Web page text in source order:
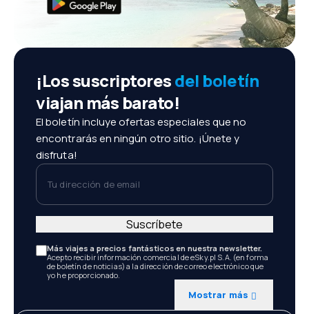
¡Los suscriptoresdel boletín
viajan más barato!
El boletín incluye ofertas especiales que no
encontrarás en ningún otro sitio. ¡Únete y
disfruta!
Tu dirección de email
Más viajes a precios fantásticos en nuestra newsletter.
Acepto recibir información comercial de eSky.pl S.A. (en forma
de boletín de noticias) a la dirección de correo electrónico que
yo he proporcionado.
Mostrar más
Suscríbete